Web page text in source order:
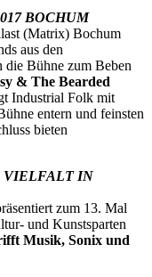
BOCHUM
(Matrix) Bochum
aus den
die Bühne zum Beben
& The Bearded
Industrial Folk mit
entern und feinsten
bieten
VIELFALT IN
zum 13. Mal
und Kunstsparten
Musik, Sonix und